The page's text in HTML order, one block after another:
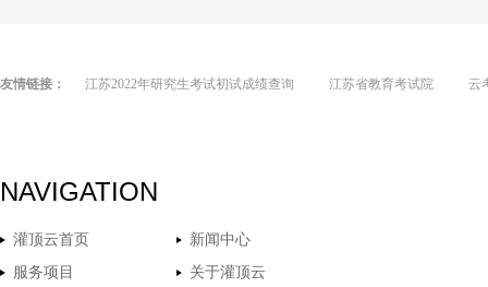
友情链接： 江苏2022年研究生考试初试成绩查询 江苏省教育考试院 云
NAVIGATION
灌顶云首页
新闻中心
服务项目
关于灌顶云